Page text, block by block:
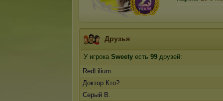
Друзья
У игрока Sweety есть 99 друзей:
RedLilium
Доктор Кто?
Серый В.